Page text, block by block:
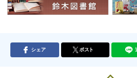
シェア ポスト